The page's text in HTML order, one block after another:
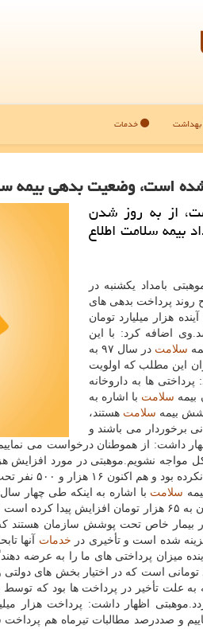
بهداشت خدمات
شده است، وضعیت بدهی بیمه
از به روز شدن
بیمه سلامت اطلاع
بامداد یكشنبه در
روند پرداخت بدهی های
هزار میلیارد تومان
اضافه كرد: با این
سلامت
در سال ۹۷ به
این مطلب كه اولویت
ها به داروخانه
سلامت با اشاره به
سلامت هستند،
مجانی برخوردار می باشند و
داشت: از هموطنان درخواست می
مشكل مواجه نشویم.موهبتی در مورد
و ۵۰۰ نفر تحت پوشش سازمان بیمه
سلامت با اشاره به اینكه طی چهار
اظهار داشت: هم اكنون هزینه از ۴۵ هزار تومان به ۶۵
خدمات آنها
میزان پرداختی های ما را به عرضه
مبلغ علاوه بر ۳ هزار میلیارد تومانی است كه در
علت تأخیر در پرداخت ها بود كه
و صددرصد مطالبات تیرماه هم